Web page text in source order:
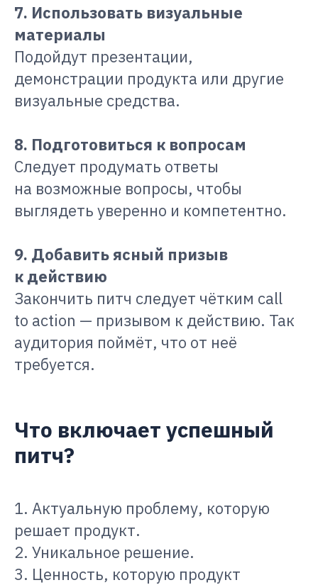
7. Использовать визуальные
материалы
Подойдут презентации,
демонстрации продукта или другие
визуальные средства.
8. Подготовиться к вопросам
Следует продумать ответы
на возможные вопросы, чтобы
выглядеть уверенно и компетентно.
9. Добавить ясный призыв
к действию
Закончить питч следует чётким call
to action — призывом к действию. Так
аудитория поймёт, что от неё
требуется.
Что включает успешный
питч?
1. Актуальную проблему, которую
решает продукт.
2. Уникальное решение.
3. Ценность, которую продукт